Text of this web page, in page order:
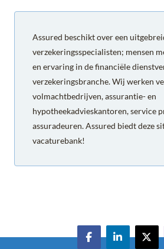
Assured beschikt over een
verzekeringsspecialisten; mensen
en ervaring in de financiële
verzekeringsbranche. Wij werken
volmachtbedrijven, assurantie- en
hypotheekadvieskantoren, service
assuradeuren. Assured biedt deze
vacaturebank!